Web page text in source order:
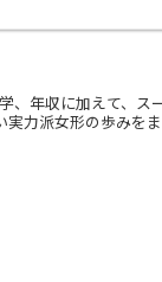
、年収に加えて、ス
力派女形の歩みをま